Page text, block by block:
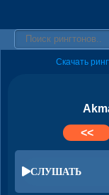
Скачать
<<
СЛУШАТЬ